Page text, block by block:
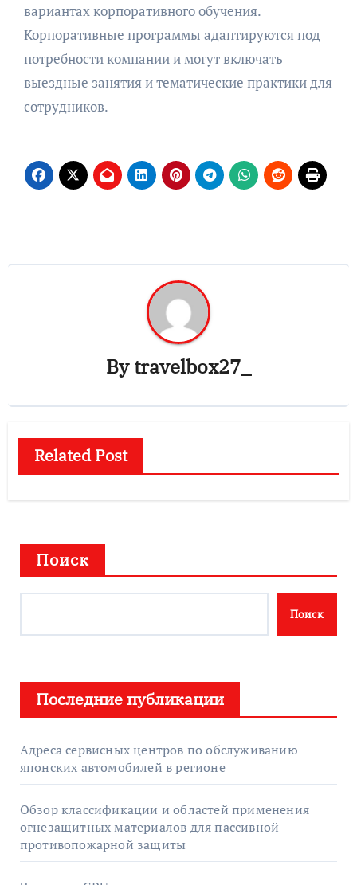
вариантах корпоративного обучения.
Корпоративные программы адаптируются под
потребности компании и могут включать
выездные занятия и тематические практики для
сотрудников.
Bytravelbox27_
Related Post
Поиск
Поиск
Последние публикации
Адреса сервисных центров по обслуживанию
японских автомобилей в регионе
Обзор классификации и областей применения
огнезащитных материалов для пассивной
противопожарной защиты